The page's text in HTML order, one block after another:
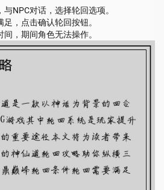
NPC对话，选择轮回选项。
，点击确认轮回按钮。
，期间角色无法操作。